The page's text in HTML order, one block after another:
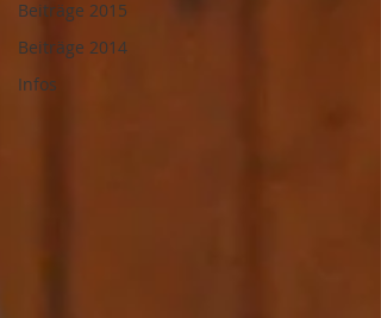
Beiträge 2015
Beiträge 2014
Infos